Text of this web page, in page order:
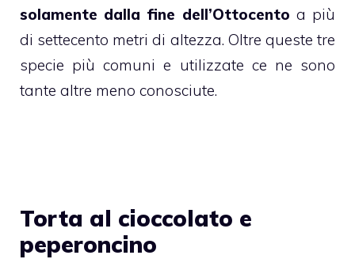
solamente dalla fine dell’Ottocento a più
di settecento metri di altezza. Oltre queste tre
specie più comuni e utilizzate ce ne sono
tante altre meno conosciute.
Torta al cioccolato e
peperoncino